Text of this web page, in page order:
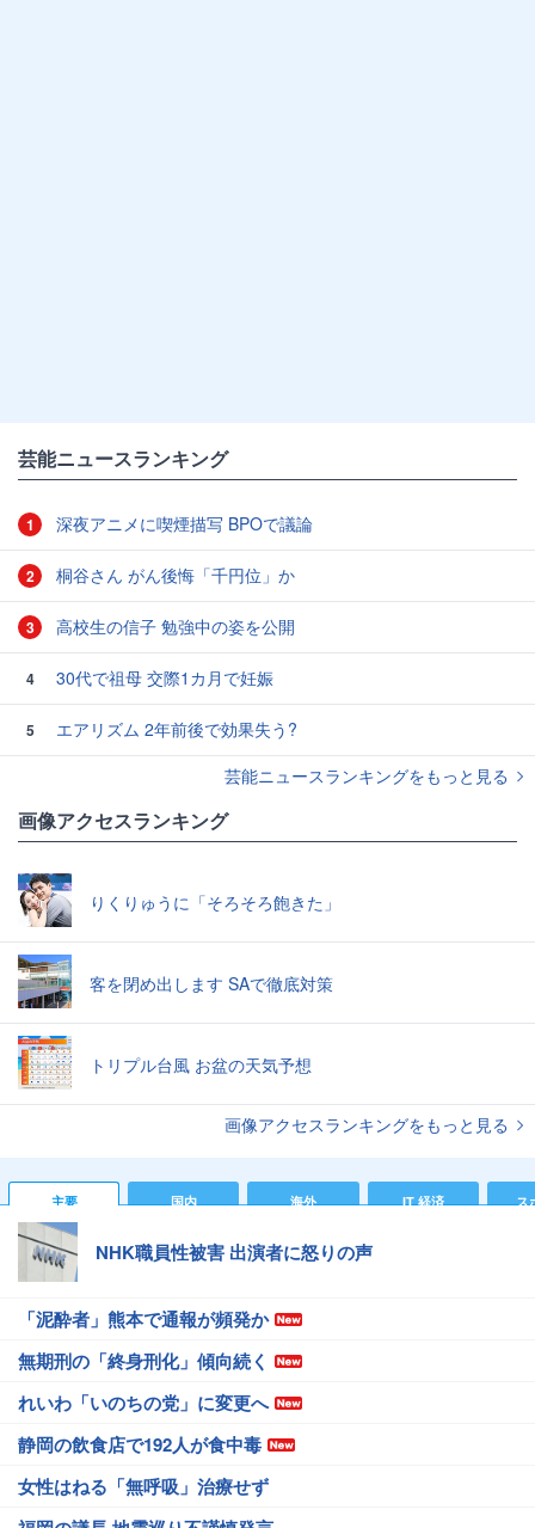
芸能ニュースランキング
1 深夜アニメに喫煙描写 BPOで議論
2 桐谷さん がん後悔「千円位」か
3 高校生の信子 勉強中の姿を公開
4 30代で祖母 交際1カ月で妊娠
5
エアリズム 2年前後で効果失う?
芸能ニュースランキングをもっと見る
画像アクセスランキング
りくりゅうに「そろそろ飽きた」
客を閉め出します SAで徹底対策
トリプル台風 お盆の天気予想
画像アクセスランキングをもっと見る
主要 国内 海外 IT 経済 ス
NHK職員性被害 出演者に怒りの声
「泥酔者」熊本で通報が頻発か
無期刑の「終身刑化」傾向続く
れいわ「いのちの党」に変更へ
静岡の飲食店で192人が食中毒
女性はねる「無呼吸」治療せず